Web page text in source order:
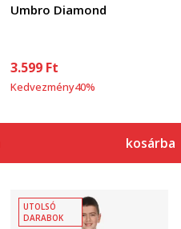
Umbro Diamond
3.599 Ft
Kedvezmény40%
kosárba
UTOLSÓ
DARABOK